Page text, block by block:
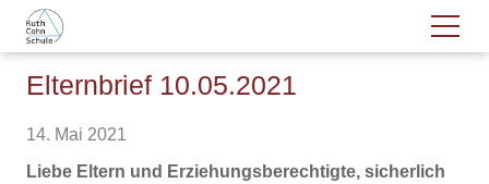
Elternbrief 10.05.2021
14. Mai 2021
Liebe Eltern und Erziehungsberechtigte, sicherlich